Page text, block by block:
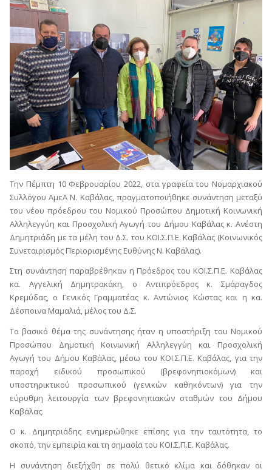
Την Πέμπτη 10 Φεβρουαρίου 2022, στα γραφεία του Νομαρχιακού
Συλλόγου ΑμεΑ Ν. Καβάλας, πραγματοποιήθηκε συνάντηση μεταξύ
του νέου πρόεδρου του Νομικού Προσώπου Δημοτική Κοινωνική
Αλληλεγγύη και Προσχολική Αγωγή του Δήμου Καβάλας κ. Ανέστη
Δημητριάδη με τα μέλη του Δ.Σ. του ΚΟΙ.Σ.Π.Ε. Καβάλας (Κοινωνικός
Συνεταιρισμός Περιορισμένης Ευθύνης Ν. Καβάλας).
Στη συνάντηση παραβρέθηκαν η Πρόεδρος του ΚΟΙ.Σ.Π.Ε. Καβάλας
κα. Αγγελική Δημητρακάκη, ο Αντιπρόεδρος κ. Σμάραγδος
Κρεμύδας, ο Γενικός Γραμματέας κ. Αντώνιος Κώστας και η κα.
Δέσποινα Μαμαλιά, μέλος του Δ.Σ.
Το βασικό θέμα της συνάντησης ήταν η υποστήριξη του Νομικού
Προσώπου Δημοτική Κοινωνική Αλληλεγγύη και Προσχολική
Αγωγή του Δήμου Καβάλας, μέσω του ΚΟΙ.Σ.Π.Ε. Καβάλας, για την
παροχή ειδικού προσωπικού (βρεφονηπιοκόμων) και
υποστηρικτικού προσωπικού (γενικών καθηκόντων) για την
εύρυθμη λειτουργία των βρεφονηπιακών σταθμών του Δήμου
Καβάλας.
Ο κ. Δημητριάδης ενημερώθηκε επίσης για την ταυτότητα, το
σκοπό, την εμπειρία και τη σημασία του ΚΟΙ.Σ.Π.Ε. Καβάλας.
Η συνάντηση διεξήχθη σε πολύ θετικό κλίμα και δόθηκαν οι